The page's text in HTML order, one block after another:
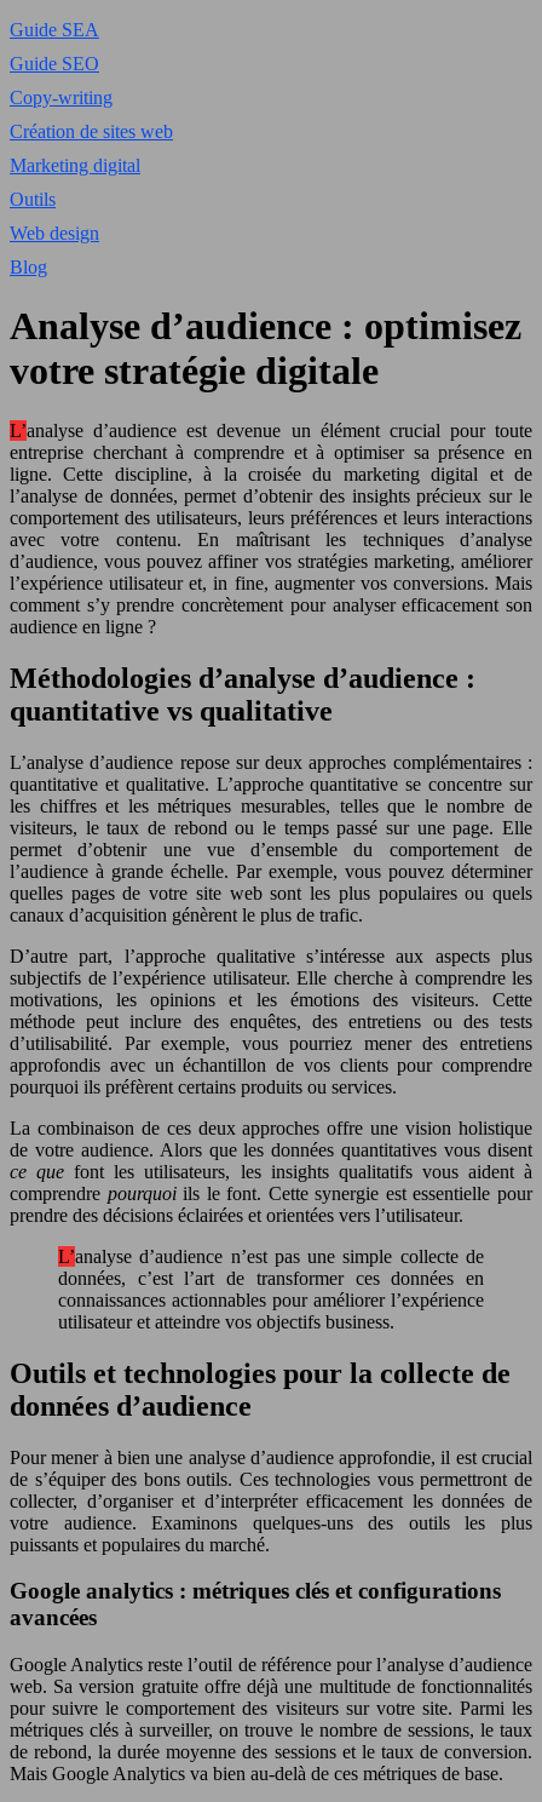
Guide SEA
Guide SEO
Copy-writing
Création de sites web
Marketing digital
Outils
Web design
Blog
Analyse d’audience : optimisez
votre stratégie digitale
L’analyse d’audience est devenue un élément crucial pour toute
entreprise cherchant à comprendre et à optimiser sa présence en
ligne. Cette discipline, à la croisée du marketing digital et de
l’analyse de données, permet d’obtenir des insights précieux sur le
comportement des utilisateurs, leurs préférences et leurs interactions
avec votre contenu. En maîtrisant les techniques d’analyse
d’audience, vous pouvez affiner vos stratégies marketing, améliorer
l’expérience utilisateur et, in fine, augmenter vos conversions. Mais
comment s’y prendre concrètement pour analyser efficacement son
audience en ligne ?
Méthodologies d’analyse d’audience :
quantitative vs qualitative
L’analyse d’audience repose sur deux approches complémentaires :
quantitative et qualitative. L’approche quantitative se concentre sur
les chiffres et les métriques mesurables, telles que le nombre de
visiteurs, le taux de rebond ou le temps passé sur une page. Elle
permet d’obtenir une vue d’ensemble du comportement de
l’audience à grande échelle. Par exemple, vous pouvez déterminer
quelles pages de votre site web sont les plus populaires ou quels
canaux d’acquisition génèrent le plus de trafic.
D’autre part, l’approche qualitative s’intéresse aux aspects plus
subjectifs de l’expérience utilisateur. Elle cherche à comprendre les
motivations, les opinions et les émotions des visiteurs. Cette
méthode peut inclure des enquêtes, des entretiens ou des tests
d’utilisabilité. Par exemple, vous pourriez mener des entretiens
approfondis avec un échantillon de vos clients pour comprendre
pourquoi ils préfèrent certains produits ou services.
La combinaison de ces deux approches offre une vision holistique
de votre audience. Alors que les données quantitatives vous disent
ce quefont les utilisateurs, les insights qualitatifs vous aident à
comprendre pourquoiils le font. Cette synergie est essentielle pour
prendre des décisions éclairées et orientées vers l’utilisateur.
L’analyse d’audience n’est pas une simple collecte de
données, c’est l’art de transformer ces données en
connaissances actionnables pour améliorer l’expérience
utilisateur et atteindre vos objectifs business.
Outils et technologies pour la collecte de
données d’audience
Pour mener à bien une analyse d’audience approfondie, il est crucial
de s’équiper des bons outils. Ces technologies vous permettront de
collecter, d’organiser et d’interpréter efficacement les données de
votre audience. Examinons quelques-uns des outils les plus
puissants et populaires du marché.
Google analytics : métriques clés et configurations
avancées
Google Analytics reste l’outil de référence pour l’analyse d’audience
web. Sa version gratuite offre déjà une multitude de fonctionnalités
pour suivre le comportement des visiteurs sur votre site. Parmi les
métriques clés à surveiller, on trouve le nombre de sessions, le taux
de rebond, la durée moyenne des sessions et le taux de conversion.
Mais Google Analytics va bien au-delà de ces métriques de base.